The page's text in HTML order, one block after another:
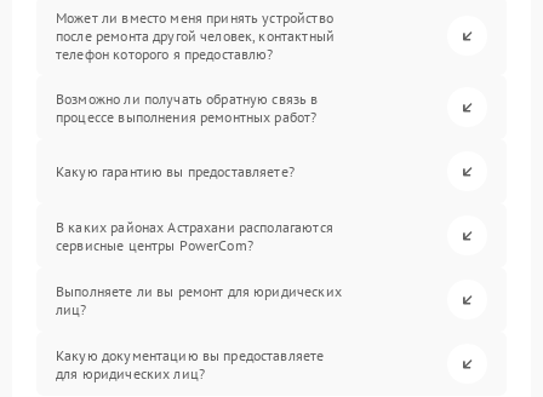
Может ли вместо меня принять устройство
после ремонта другой человек, контактный
телефон которого я предоставлю?
Возможно ли получать обратную связь в
процессе выполнения ремонтных работ?
Какую гарантию вы предоставляете?
В каких районах Астрахани располагаются
сервисные центры PowerCom?
Выполняете ли вы ремонт для юридических
лиц?
Какую документацию вы предоставляете
для юридических лиц?